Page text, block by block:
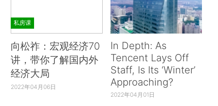
私房课
向松祚：宏观经济70
讲，带你了解国内外
经济大局
2022年04月06日
In Depth: As
Tencent Lays Off
Staff, Is Its ‘Winter’
Approaching?
2022年04月01日